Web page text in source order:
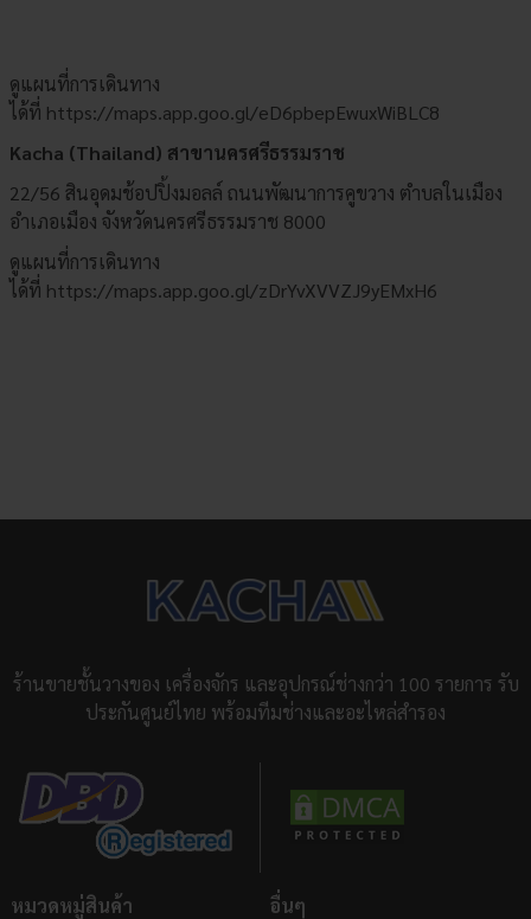
ดูแผนที่การเดินทาง
ได้ที่ https://maps.app.goo.gl/eD6pbepEwuxWiBLC8
Kacha (Thailand) สาขานครศรีธรรมราช
22/56 สินอุดมช้อปปิ้งมอลล์ ถนนพัฒนาการคูขวาง ตำบลในเมือง
อำเภอเมือง จังหวัดนครศรีธรรมราช 8000
ดูแผนที่การเดินทาง
ได้ที่ https://maps.app.goo.gl/zDrYvXVVZJ9yEMxH6
ร้านขายชั้นวางของ เครื่องจักร และอุปกรณ์ช่างกว่า 100 รายการ รับ
ประกันศูนย์ไทย พร้อมทีมช่างและอะไหล่สำรอง
หมวดหมู่สินค้า อื่นๆ